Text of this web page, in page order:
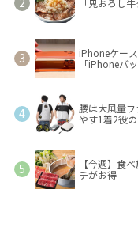
iPhoneケー
「iPhoneバ
腰は大風量
やす1着2役
【今週】食
チがお得